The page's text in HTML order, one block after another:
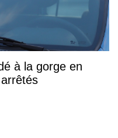
à la gorge en